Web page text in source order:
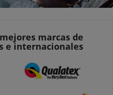
marcas de
e internacionales